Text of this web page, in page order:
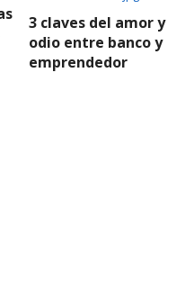
3 claves del amor y
odio entre banco y
emprendedor